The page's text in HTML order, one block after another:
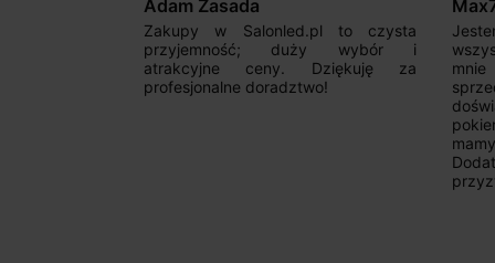
Adam Zasada
Zakupy w Salonled.pl to czysta
przyjemność; duży wybór i
atrakcyjne ceny. Dziękuję za
profesjonalne doradztwo!